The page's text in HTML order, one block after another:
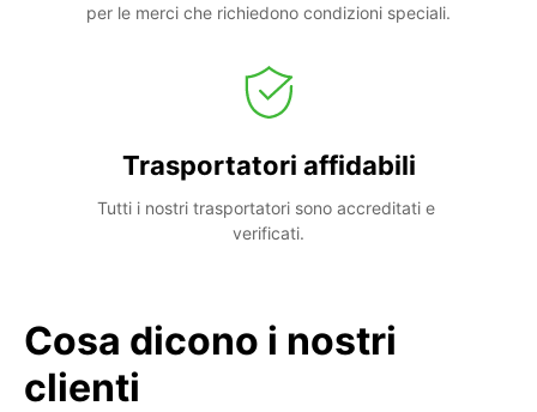
per le merci che richiedono condizioni speciali.
Trasportatori affidabili
Tutti i nostri trasportatori sono accreditati e
verificati.
Cosa dicono i nostri
clienti